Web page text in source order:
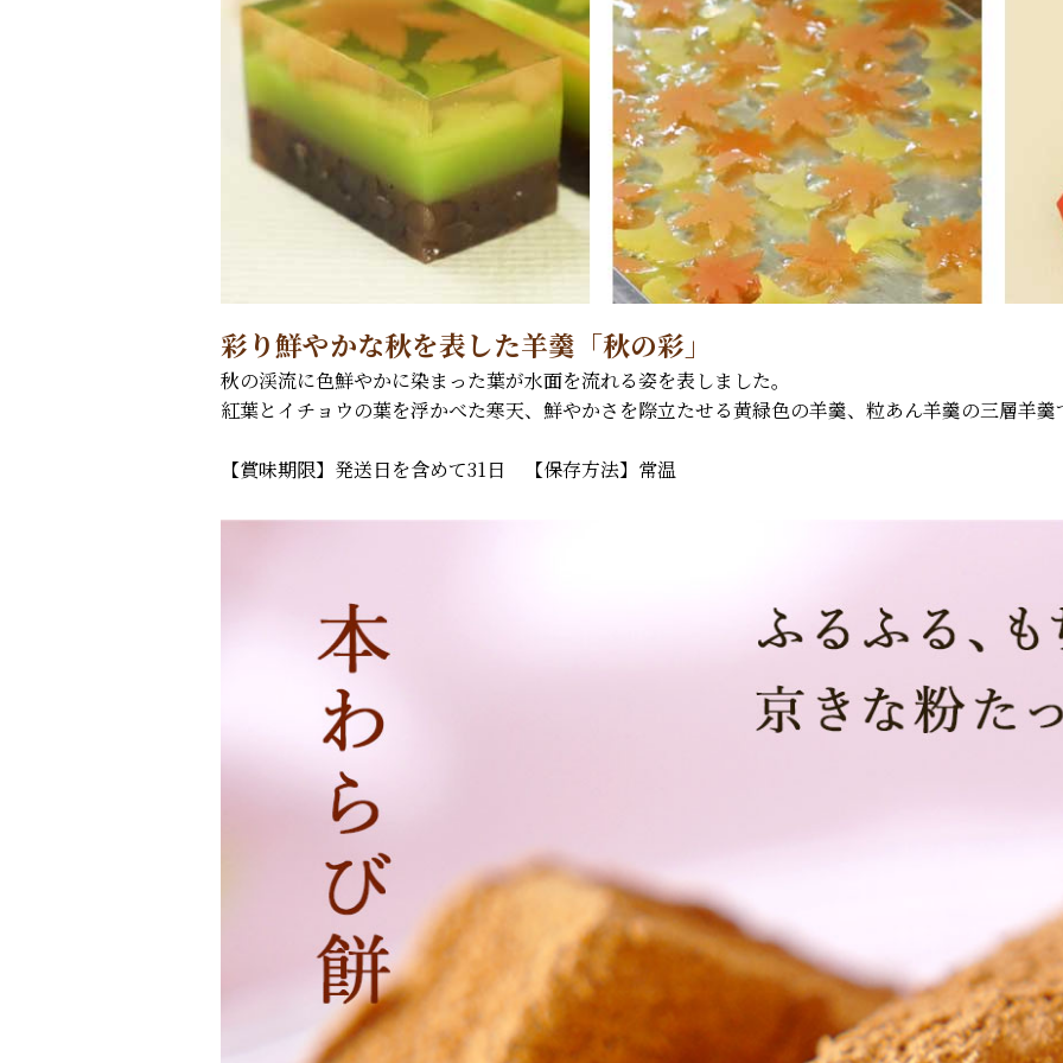
彩り鮮やかな秋を表した羊羹「秋の彩」
秋の渓流に色鮮やかに染まった葉が水面を流れる姿を表しました。
紅葉とイチョウの葉を浮かべた寒天、鮮やかさを際立たせる黄緑色の羊羹、粒あん羊羹の三層羊羹
【賞味期限】発送日を含めて31日 【保存方法】常温